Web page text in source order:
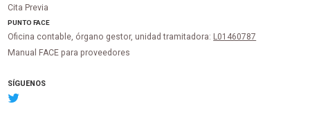
Cita Previa
PUNTOFACE
Oficina contable, órgano gestor, unidad tramitadora: L01460787
Manual FACE para proveedores
SÍGUENOS